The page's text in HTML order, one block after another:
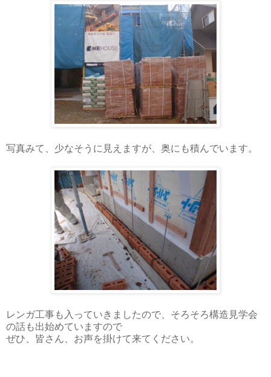
写真みて、少なそうに見えますが、奥にも積んでいます。
レンガ工事も入っていきましたので、そろそろ構造見学会
の話も出始めていますので
ぜひ、皆さん、お声を掛けて来てください。